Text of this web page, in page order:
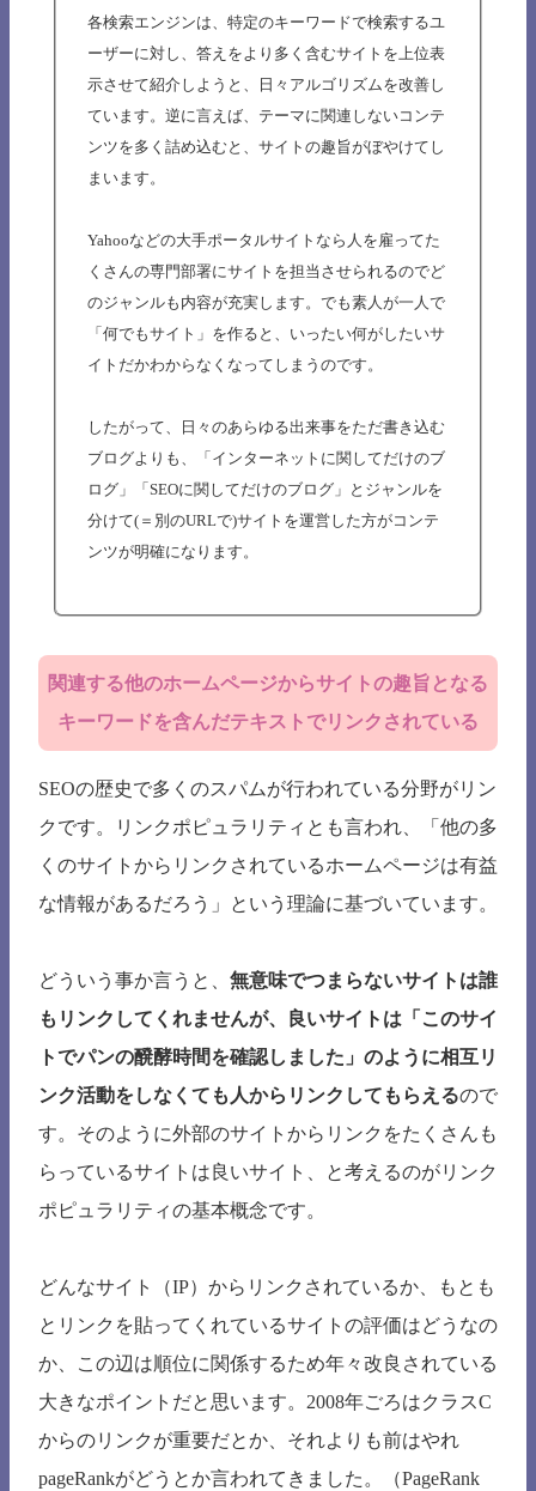
各検索エンジンは、特定のキーワードで検索するユ
ーザーに対し、答えをより多く含むサイトを上位表
示させて紹介しようと、日々アルゴリズムを改善し
ています。逆に言えば、テーマに関連しないコンテ
ンツを多く詰め込むと、サイトの趣旨がぼやけてし
まいます。
Yahooなどの大手ポータルサイトなら人を雇ってた
くさんの専門部署にサイトを担当させられるのでど
のジャンルも内容が充実します。でも素人が一人で
「何でもサイト」を作ると、いったい何がしたいサ
イトだかわからなくなってしまうのです。
したがって、日々のあらゆる出来事をただ書き込む
ブログよりも、「インターネットに関してだけのブ
ログ」「SEOに関してだけのブログ」とジャンルを
分けて(＝別のURLで)サイトを運営した方がコンテ
ンツが明確になります。
関連する他のホームページからサイトの趣旨となる
キーワードを含んだテキストでリンクされている
SEOの歴史で多くのスパムが行われている分野がリン
クです。リンクポピュラリティとも言われ、「他の多
くのサイトからリンクされているホームページは有益
な情報があるだろう」という理論に基づいています。
どういう事か言うと、 無意味でつまらないサイトは誰
もリンクしてくれませんが、良いサイトは「このサイ
トでパンの醗酵時間を確認しました」のように相互リ
ンク活動をしなくても人からリンクしてもらえるので
す。そのように外部のサイトからリンクをたくさんも
らっているサイトは良いサイト、と考えるのがリンク
ポピュラリティの基本概念です。
どんなサイト（IP）からリンクされているか、もとも
とリンクを貼ってくれているサイトの評価はどうなの
か、この辺は順位に関係するため年々改良されている
大きなポイントだと思います。2008年ごろはクラスC
からのリンクが重要だとか、それよりも前はやれ
pageRankがどうとか言われてきました。（PageRank